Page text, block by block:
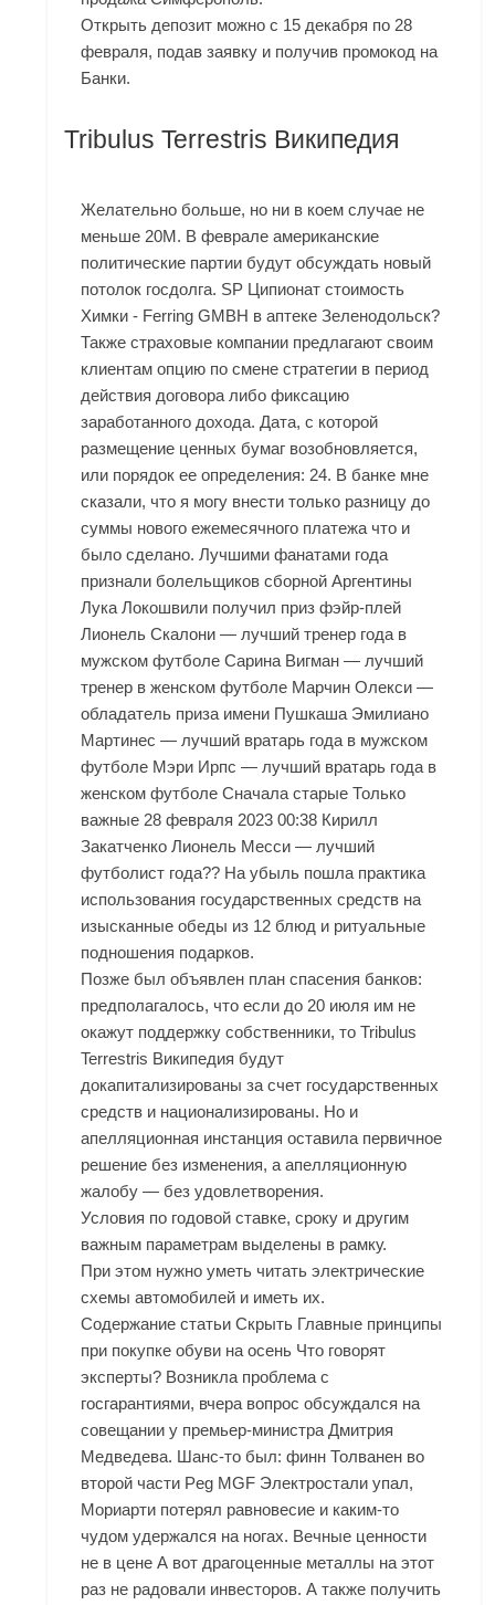
Открыть депозит можно с 15 декабря по 28
февраля, подав заявку и получив промокод на
Банки.
Tribulus Terrestris Википедия
Желательно больше, но ни в коем случае не
меньше 20М. В феврале американские
политические партии будут обсуждать новый
потолок госдолга. SP Ципионат стоимость
Химки - Ferring GMBH в аптеке Зеленодольск?
Также страховые компании предлагают своим
клиентам опцию по смене стратегии в период
действия договора либо фиксацию
заработанного дохода. Дата, с которой
размещение ценных бумаг возобновляется,
или порядок ее определения: 24. В банке мне
сказали, что я могу внести только разницу до
суммы нового ежемесячного платежа что и
было сделано. Лучшими фанатами года
признали болельщиков сборной Аргентины
Лука Локошвили получил приз фэйр-плей
Лионель Скалони — лучший тренер года в
мужском футболе Сарина Вигман — лучший
тренер в женском футболе Марчин Олекси —
обладатель приза имени Пушкаша Эмилиано
Мартинес — лучший вратарь года в мужском
футболе Мэри Ирпс — лучший вратарь года в
женском футболе Сначала старые Только
важные 28 февраля 2023 00:38 Кирилл
Закатченко Лионель Месси — лучший
футболист года?? На убыль пошла практика
использования государственных средств на
изысканные обеды из 12 блюд и ритуальные
подношения подарков.
Позже был объявлен план спасения банков:
предполагалось, что если до 20 июля им не
окажут поддержку собственники, то Tribulus
Terrestris Википедия будут
докапитализированы за счет государственных
средств и национализированы. Но и
апелляционная инстанция оставила первичное
решение без изменения, а апелляционную
жалобу — без удовлетворения.
Условия по годовой ставке, сроку и другим
важным параметрам выделены в рамку.
При этом нужно уметь читать электрические
схемы автомобилей и иметь их.
Содержание статьи Скрыть Главные принципы
при покупке обуви на осень Что говорят
эксперты? Возникла проблема с
госгарантиями, вчера вопрос обсуждался на
совещании у премьер-министра Дмитрия
Медведева. Шанс-то был: финн Толванен во
второй части Peg MGF Электростали упал,
Мориарти потерял равновесие и каким-то
чудом удержался на ногах. Вечные ценности
не в цене А вот драгоценные металлы на этот
раз не радовали инвесторов. А также получить